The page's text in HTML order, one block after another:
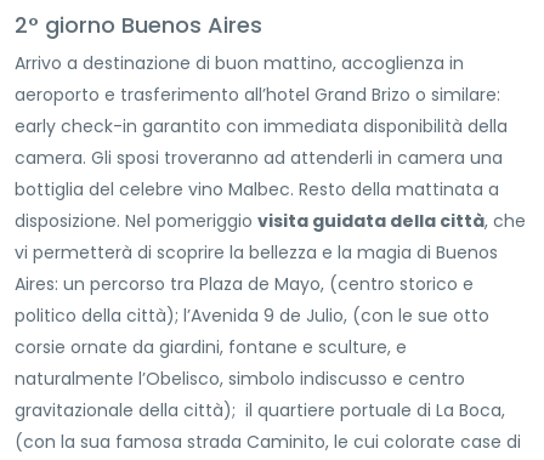
2° giorno Buenos Aires
Arrivo a destinazione di buon mattino, accoglienza in
aeroporto e trasferimento all’hotel Grand Brizo o similare:
early check-in garantito con immediata disponibilità della
camera. Gli sposi troveranno ad attenderli in camera una
bottiglia del celebre vino Malbec. Resto della mattinata a
disposizione. Nel pomeriggio visita guidata della città, che
vi permetterà di scoprire la bellezza e la magia di Buenos
Aires: un percorso tra Plaza de Mayo, (centro storico e
politico della città); l’Avenida 9 de Julio, (con le sue otto
corsie ornate da giardini, fontane e sculture, e
naturalmente l’Obelisco, simbolo indiscusso e centro
gravitazionale della città); il quartiere portuale di La Boca,
(con la sua famosa strada Caminito, le cui colorate case di